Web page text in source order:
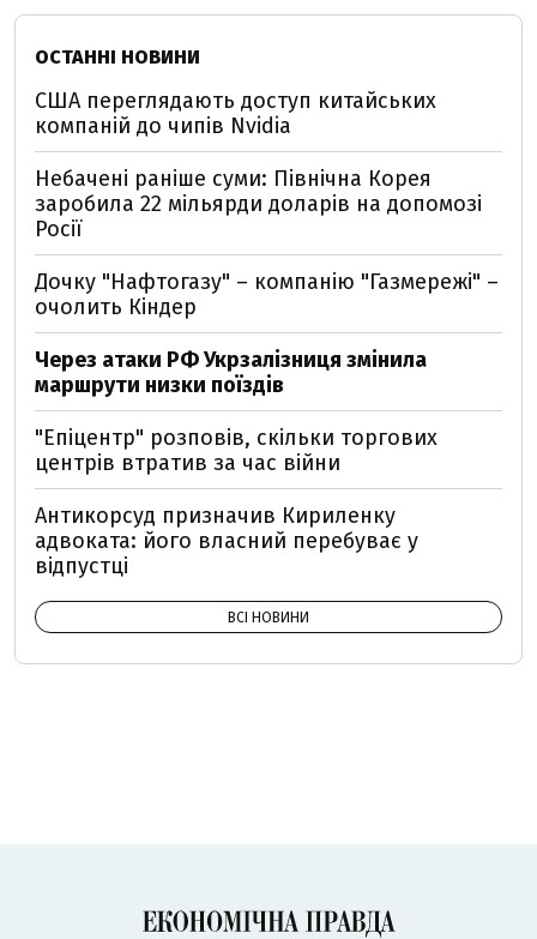
ОСТАННІ НОВИНИ
США переглядають доступ китайських
компаній до чипів Nvidia
Небачені раніше суми: Північна Корея
заробила 22 мільярди доларів на допомозі
Росії
Дочку "Нафтогазу" – компанію "Газмережі" –
очолить Кіндер
Через атаки РФ Укрзалізниця змінила
маршрути низки поїздів
"Епіцентр" розповів, скільки торгових
центрів втратив за час війни
Антикорсуд призначив Кириленку
адвоката: його власний перебуває у
відпустці
ВСІ НОВИНИ